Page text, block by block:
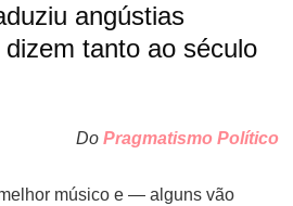
angústias
tanto ao século
Do Pragmatismo Político
músico e — alguns vão